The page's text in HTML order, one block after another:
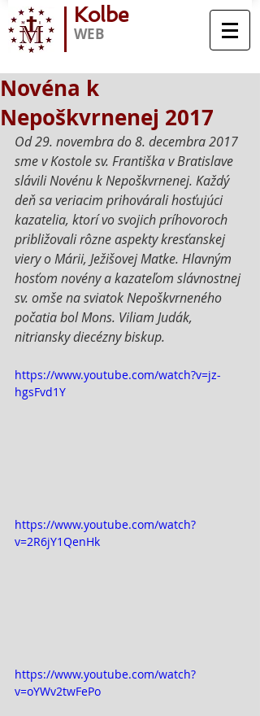
Kolbe
WEB
Novéna k
Nepoškvrnenej 2017
Od 29. novembra do 8. decembra 2017
sme v Kostole sv. Františka v Bratislave
slávili Novénu k Nepoškvrnenej. Každý
deň sa veriacim prihovárali hosťujúci
kazatelia, ktorí vo svojich príhovoroch
približovali rôzne aspekty kresťanskej
viery o Márii, Ježišovej Matke. Hlavným
hosťom novény a kazateľom slávnostnej
sv. omše na sviatok Nepoškvrneného
počatia bol Mons. Viliam Judák,
nitriansky diecézny biskup.
https://www.youtube.com/watch?v=jz-
hgsFvd1Y
https://www.youtube.com/watch?
v=2R6jY1QenHk
https://www.youtube.com/watch?
v=oYWv2twFePo